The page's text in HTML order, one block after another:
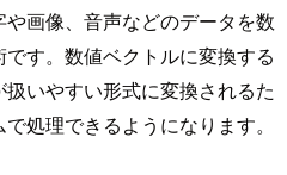
画像、音声などのデータを数
す。数値ベクトルに変換する
いやすい形式に変換されるた
処理できるようになります。